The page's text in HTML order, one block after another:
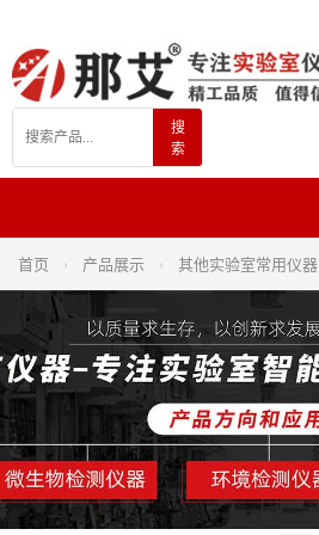
搜
索
首页 › 产品展示 › 其他实验室常用仪器